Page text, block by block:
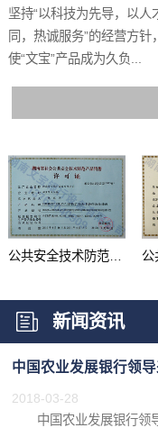
坚持“以科技为先导，以
同，热诚服务”的经营方针
使“文宝”产品成为久负...
公共安全技术防范产品...
新闻资讯
中国农业发展银行领
2018-03-28
中国农业发展银行领